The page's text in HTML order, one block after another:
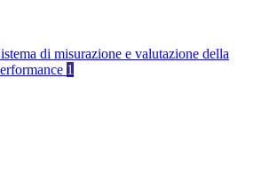
di misurazione e valutazione della
1